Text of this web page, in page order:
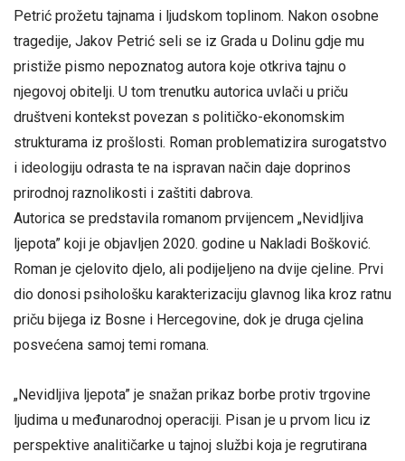
Petrić prožetu tajnama i ljudskom toplinom. Nakon osobne
tragedije, Jakov Petrić seli se iz Grada u Dolinu gdje mu
pristiže pismo nepoznatog autora koje otkriva tajnu o
njegovoj obitelji. U tom trenutku autorica uvlači u priču
društveni kontekst povezan s političko-ekonomskim
strukturama iz prošlosti. Roman problematizira surogatstvo
i ideologiju odrasta te na ispravan način daje doprinos
prirodnoj raznolikosti i zaštiti dabrova.
Autorica se predstavila romanom prvijencem „Nevidljiva
ljepota” koji je objavljen 2020. godine u Nakladi Bošković.
Roman je cjelovito djelo, ali podijeljeno na dvije cjeline. Prvi
dio donosi psihološku karakterizaciju glavnog lika kroz ratnu
priču bijega iz Bosne i Hercegovine, dok je druga cjelina
posvećena samoj temi romana.
„Nevidljiva ljepota” je snažan prikaz borbe protiv trgovine
ljudima u međunarodnoj operaciji. Pisan je u prvom licu iz
perspektive analitičarke u tajnoj službi koja je regrutirana